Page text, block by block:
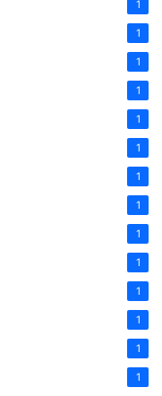
1
1
1
1
1
1
1
1
1
1
1
1
1
1